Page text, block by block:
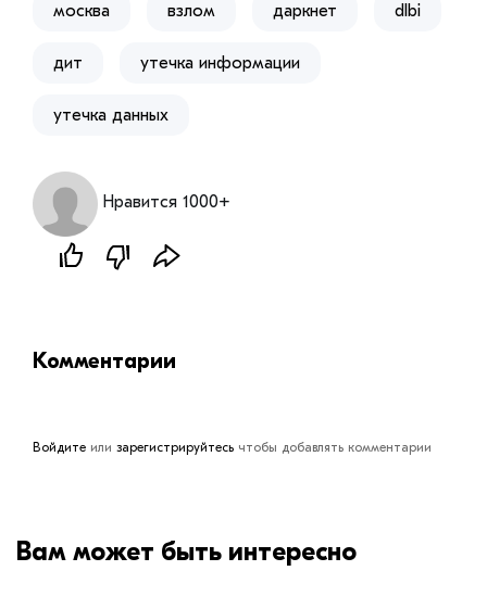
москва взлом даркнет dlbi
дит утечка информации
утечка данных
Нравится 1000+
Комментарии
Войдите или зарегистрируйтесь чтобы добавлять комментарии
Вам может быть интересно